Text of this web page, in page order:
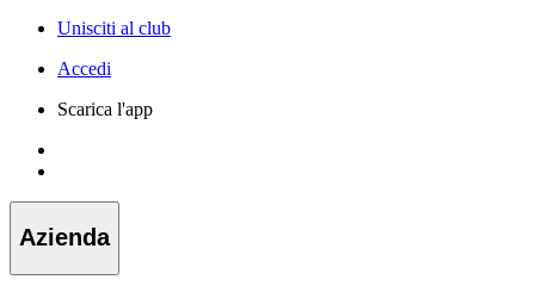
Unisciti al club
Accedi
Scarica l'app
Azienda